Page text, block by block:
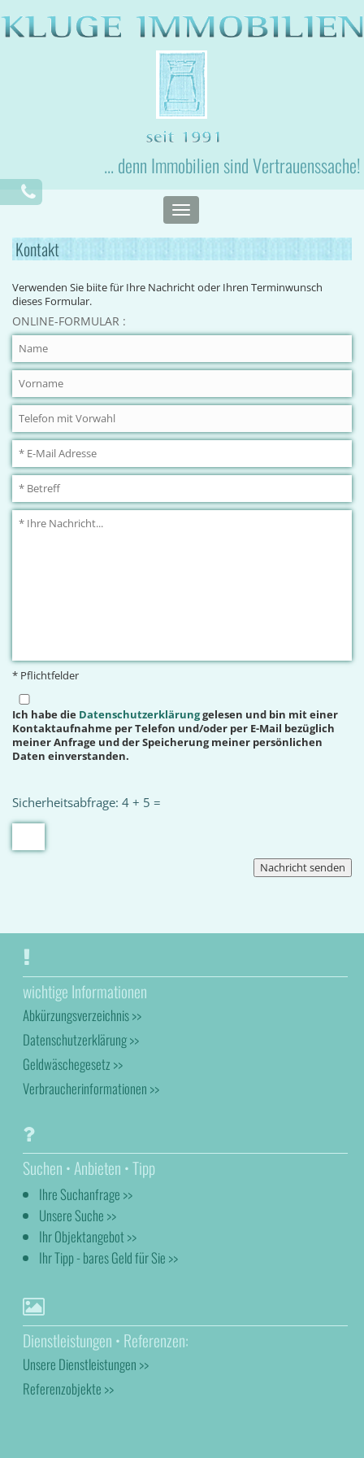
... denn Immobilien sind Vertrauenssache!
Toggle
navigation
Kontakt
Verwenden Sie biite für Ihre Nachricht oder Ihren Terminwunsch
dieses Formular.
ONLINE-FORMULAR :
* Pflichtfelder
Ich habe die Datenschutzerklärunggelesen und bin mit einer
Kontaktaufnahme per Telefon und/oder per E-Mail bezüglich
meiner Anfrage und der Speicherung meiner persönlichen
Daten einverstanden.
Sicherheitsabfrage: 4 + 5 =
wichtige Informationen
Abkürzungsverzeichnis >>
Datenschutzerklärung >>
Geldwäschegesetz >>
Verbraucherinformationen >>
Suchen • Anbieten • Tipp
Ihre Suchanfrage >>
Unsere Suche >>
Ihr Objektangebot >>
Ihr Tipp - bares Geld für Sie >>
Dienstleistungen • Referenzen:
Unsere Dienstleistungen >>
Referenzobjekte >>